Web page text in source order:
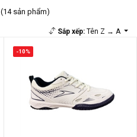
(14 sản phẩm)
Sắp xếp:Tên Z → A
-10%